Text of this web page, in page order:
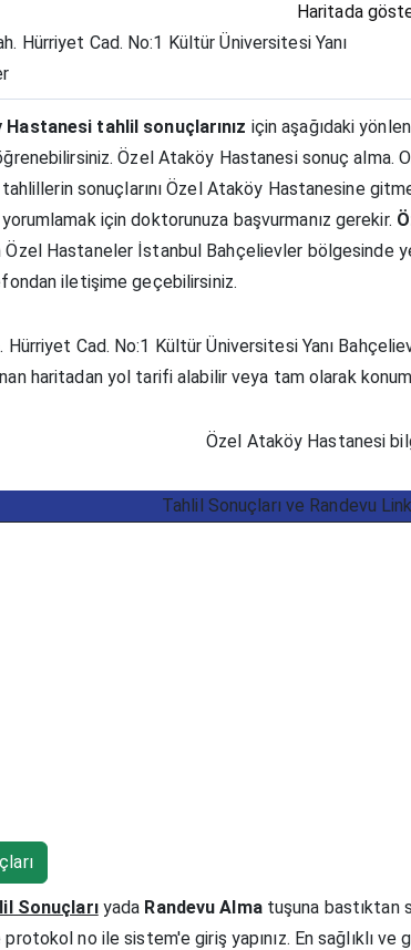
Haritada
Hürriyet Cad. No:1 Kültür Üniversitesi Yanı
tahlil sonuçlarınız için aşağıdaki
öğrenebilirsiniz. Özel Ataköy Hastanesi sonuç alma.
tahlillerin sonuçlarını Özel Ataköy Hastanesine
yorumlamak için doktorunuza başvurmanız gerekir.
Hastaneler İstanbul Bahçelievler bölgesinde
iletişime geçebilirsiniz.
Hürriyet Cad. No:1 Kültür Üniversitesi Yanı
haritadan yol tarifi alabilir veya tam olarak
Özel Ataköy Hastanesi
Tahlil Sonuçları ve Randevu
Sonuçlarıyada Randevu Almatuşuna bastıktan
protokol no ile sistem'e giriş yapınız. En sağlıklı ve